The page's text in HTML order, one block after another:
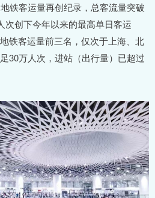
铁客运量再创纪录，总客流量突破
次创下今年以来的最高单日客运
铁客运量前三名，仅次于上海、北
30万人次，进站（出行量）已超过